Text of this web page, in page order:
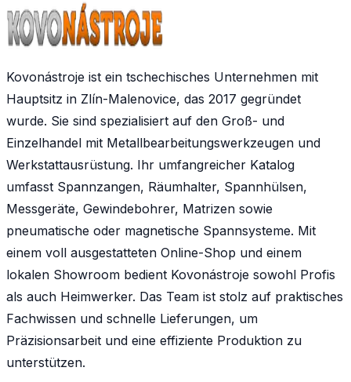
Kovonástroje ist ein tschechisches Unternehmen mit
Hauptsitz in Zlín-Malenovice, das 2017 gegründet
wurde. Sie sind spezialisiert auf den Groß- und
Einzelhandel mit Metallbearbeitungswerkzeugen und
Werkstattausrüstung. Ihr umfangreicher Katalog
umfasst Spannzangen, Räumhalter, Spannhülsen,
Messgeräte, Gewindebohrer, Matrizen sowie
pneumatische oder magnetische Spannsysteme. Mit
einem voll ausgestatteten Online-Shop und einem
lokalen Showroom bedient Kovonástroje sowohl Profis
als auch Heimwerker. Das Team ist stolz auf praktisches
Fachwissen und schnelle Lieferungen, um
Präzisionsarbeit und eine effiziente Produktion zu
unterstützen.